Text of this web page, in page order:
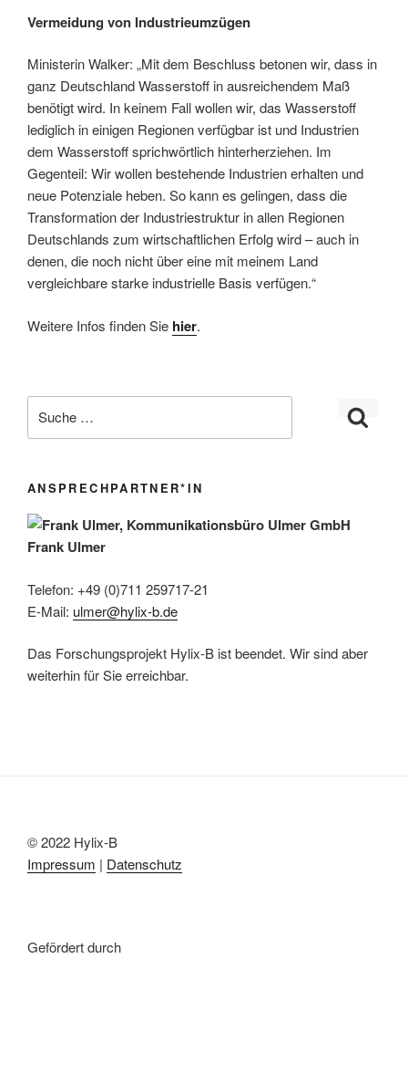
Vermeidung von Industrieumzügen
Ministerin Walker: „Mit dem Beschluss betonen wir, dass in
ganz Deutschland Wasserstoff in ausreichendem Maß
benötigt wird. In keinem Fall wollen wir, das Wasserstoff
lediglich in einigen Regionen verfügbar ist und Industrien
dem Wasserstoff sprichwörtlich hinterherziehen. Im
Gegenteil: Wir wollen bestehende Industrien erhalten und
neue Potenziale heben. So kann es gelingen, dass die
Transformation der Industriestruktur in allen Regionen
Deutschlands zum wirtschaftlichen Erfolg wird – auch in
denen, die noch nicht über eine mit meinem Land
vergleichbare starke industrielle Basis verfügen.“
Weitere Infos finden Sie hier.
ANSPRECHPARTNER*IN
Frank Ulmer
Telefon: +49 (0)711 259717-21
E-Mail: ulmer@hylix-b.de
Das Forschungsprojekt Hylix-B ist beendet. Wir sind aber
weiterhin für Sie erreichbar.
© 2022 Hylix-B
Impressum | Datenschutz
Gefördert durch